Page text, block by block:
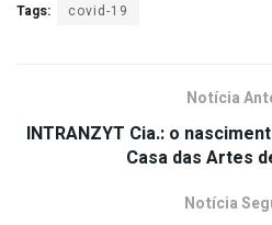
Tags: covid-19
Notícia
INTRANZYT Cia.: o
Casa das Artes
Notícia